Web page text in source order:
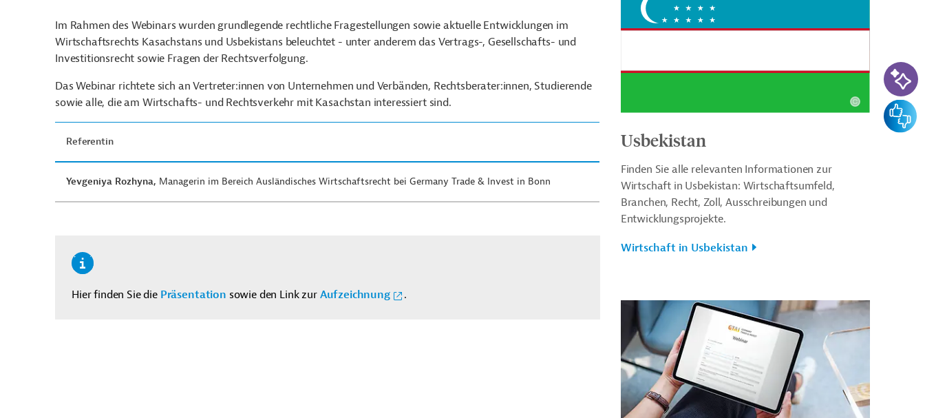
Im Rahmen des Webinars wurden grundlegende rechtliche Fragestellungen sowie aktuelle Entwicklungen im
Wirtschaftsrechts Kasachstans und Usbekistans beleuchtet - unter anderem das Vertrags-, Gesellschafts- und
Investitionsrecht sowie Fragen der Rechtsverfolgung.
Das Webinar richtete sich an Vertreter:innen von Unternehmen und Verbänden, Rechtsberater:innen, Studierende
sowie alle, die am Wirtschafts- und Rechtsverkehr mit Kasachstan interessiert sind.
Referentin
Yevgeniya Rozhyna, Managerin im Bereich Ausländisches Wirtschaftsrecht bei Germany Trade & Invest in Bonn
Hier finden Sie die Präsentation sowie den Link zur Aufzeichnung .
Usbekistan
Finden Sie alle relevanten Informationen zur
Wirtschaft in Usbekistan: Wirtschaftsumfeld,
Branchen, Recht, Zoll, Ausschreibungen und
Entwicklungsprojekte.
Wirtschaft in Usbekistan
KI-